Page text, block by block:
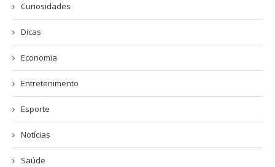
Curiosidades
Dicas
Economia
Entretenimento
Esporte
Notícias
Saúde